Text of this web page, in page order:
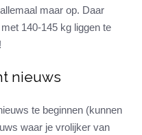
maar op. Daar
140-145 kg liggen te
nieuws
te beginnen (kunnen
waar je vrolijker van